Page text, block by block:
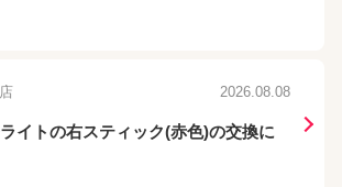
2026.08.08
イトの右スティック(赤色)の交換に